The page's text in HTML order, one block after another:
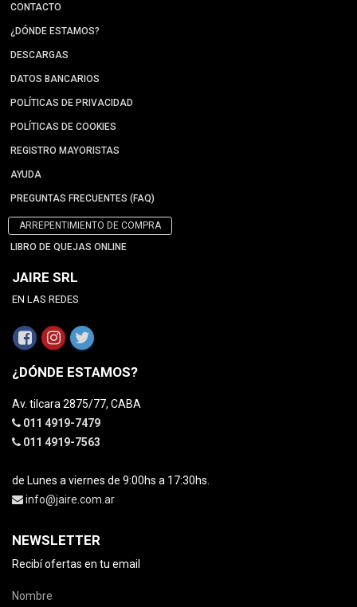
CONTACTO
¿DÓNDE ESTAMOS?
DESCARGAS
DATOS BANCARIOS
POLÍTICAS DE PRIVACIDAD
POLÍTICAS DE COOKIES
REGISTRO MAYORISTAS
AYUDA
PREGUNTAS FRECUENTES (FAQ)
ARREPENTIMIENTO DE COMPRA
LIBRO DE QUEJAS ONLINE
JAIRE SRL
EN LAS REDES
¿DÓNDE ESTAMOS?
Av. tilcara 2875/77, CABA
011 4919-7479
011 4919-7563
de Lunes a viernes de 9:00hs a 17:30hs.
info@jaire.com.ar
NEWSLETTER
Recibí ofertas en tu email